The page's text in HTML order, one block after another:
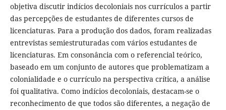
objetiva discutir indícios decoloniais nos currículos a partir
das percepções de estudantes de diferentes cursos de
licenciaturas. Para a produção dos dados, foram realizadas
entrevistas semiestruturadas com vários estudantes de
licenciaturas. Em consonância com o referencial teórico,
baseado em um conjunto de autores que problematizam a
colonialidade e o currículo na perspectiva crítica, a análise
foi qualitativa. Como indícios decoloniais, destacam-se o
reconhecimento de que todos são diferentes, a negação de